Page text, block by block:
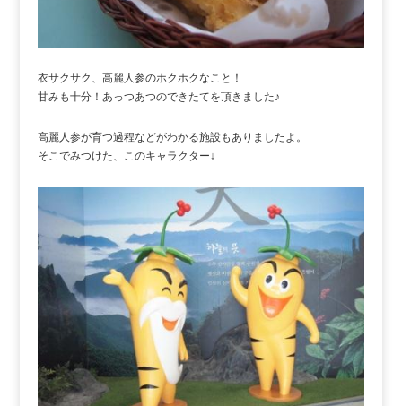
衣サクサク、高麗人参のホクホクなこと！
甘みも十分！あっつあつのできたてを頂きました♪
高麗人参が育つ過程などがわかる施設もありましたよ。
そこでみつけた、このキャラクター↓